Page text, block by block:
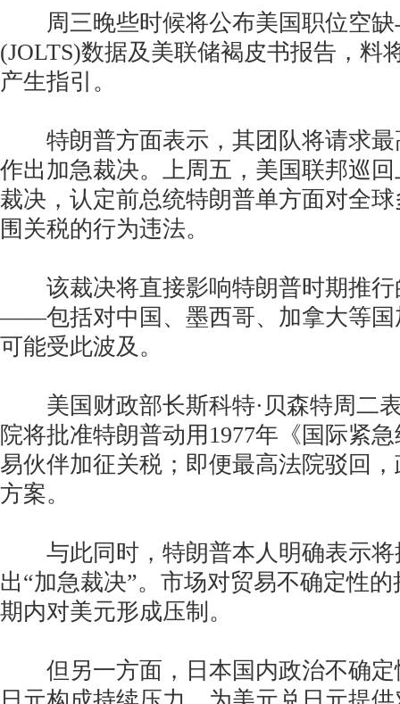
周三晚些时候将公布美国职位空缺
(JOLTS)数据及美联储褐皮书报告，料
产生指引。
特朗普方面表示，其团队将请求最
作出加急裁决。上周五，美国联邦巡
裁决，认定前总统特朗普单方面对全
围关税的行为违法。
该裁决将直接影响特朗普时期推行
——包括对中国、墨西哥、加拿大等国
可能受此波及。
美国财政部长斯科特·贝森特周二
院将批准特朗普动用1977年《国际紧
易伙伴加征关税；即便最高法院驳回
方案。
与此同时，特朗普本人明确表示将
出“加急裁决”。市场对贸易不确定性
期内对美元形成压制。
但另一方面，日本国内政治不确定